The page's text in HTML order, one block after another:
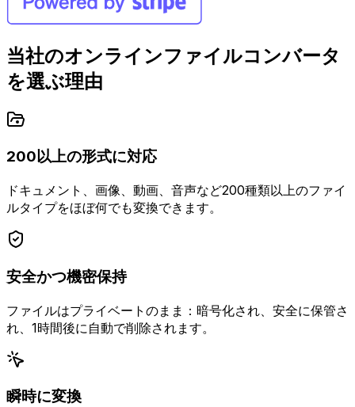
当社のオンラインファイルコンバータ
を選ぶ理由
200以上の形式に対応
ドキュメント、画像、動画、音声など200種類以上のファイ
ルタイプをほぼ何でも変換できます。
安全かつ機密保持
ファイルはプライベートのまま：暗号化され、安全に保管さ
れ、1時間後に自動で削除されます。
瞬時に変換